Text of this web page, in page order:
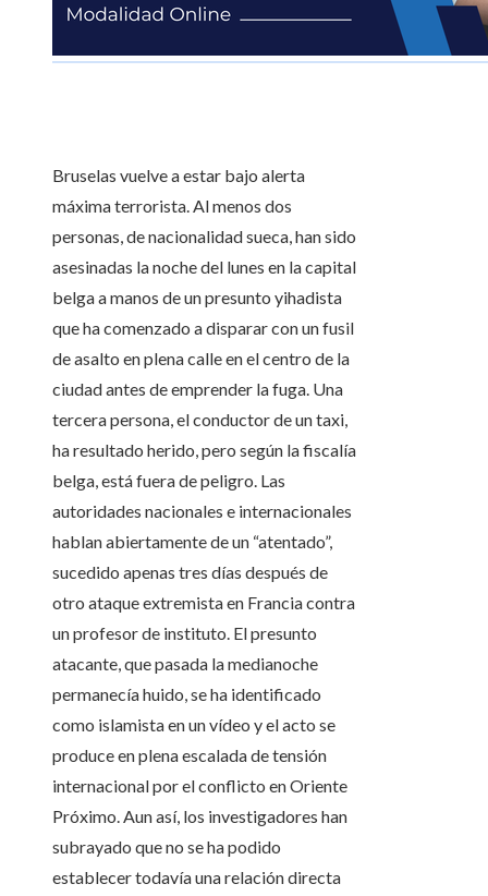
Bruselas vuelve a estar bajo alerta
máxima terrorista. Al menos dos
personas, de nacionalidad sueca, han sido
asesinadas la noche del lunes en la capital
belga a manos de un presunto yihadista
que ha comenzado a disparar con un fusil
de asalto en plena calle en el centro de la
ciudad antes de emprender la fuga. Una
tercera persona, el conductor de un taxi,
ha resultado herido, pero según la fiscalía
belga, está fuera de peligro. Las
autoridades nacionales e internacionales
hablan abiertamente de un “atentado”,
sucedido apenas tres días después de
otro ataque extremista en Francia contra
un profesor de instituto. El presunto
atacante, que pasada la medianoche
permanecía huido, se ha identificado
como islamista en un vídeo y el acto se
produce en plena escalada de tensión
internacional por el conflicto en Oriente
Próximo. Aun así, los investigadores han
subrayado que no se ha podido
establecer todavía una relación directa